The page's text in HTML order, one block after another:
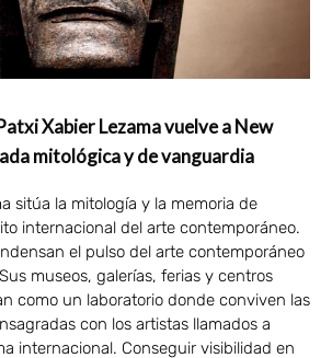
Xabier Lezama vuelve a New
mitológica y de vanguardia
sitúa la mitología y la memoria de
internacional del arte contemporáneo.
el pulso del arte contemporáneo
museos, galerías, ferias y centros
como un laboratorio donde conviven las
con los artistas llamados a
internacional. Conseguir visibilidad en